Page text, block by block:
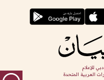
دبي للإعلام